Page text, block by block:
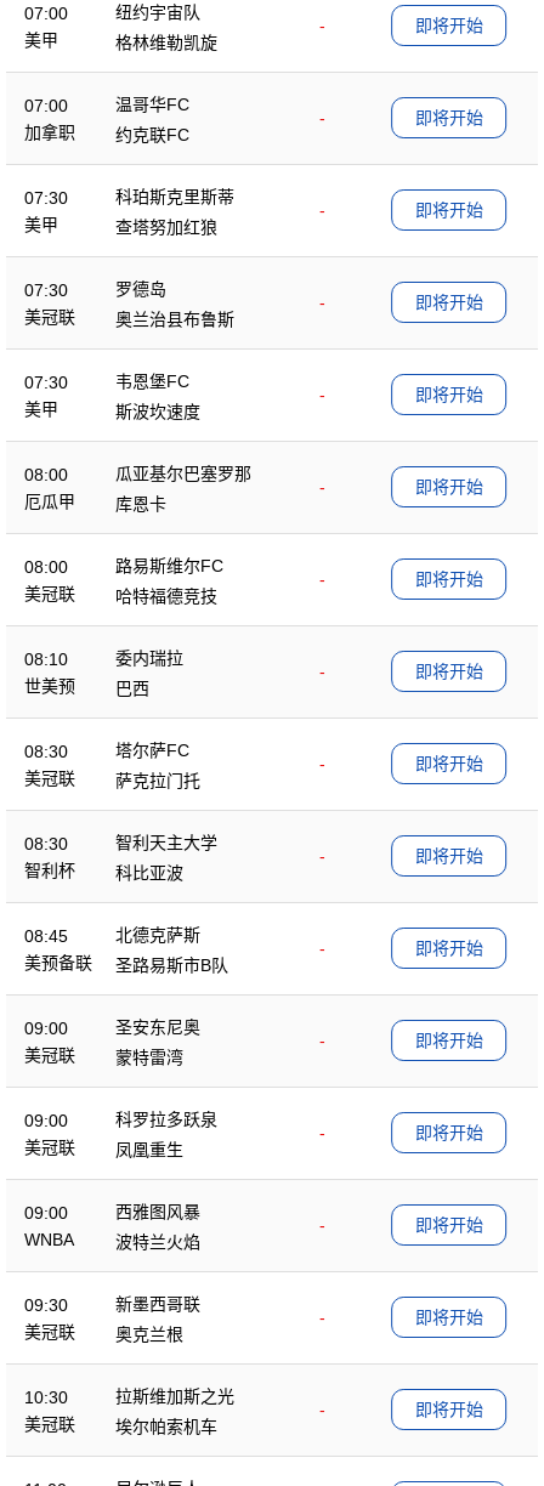
07:00
美甲
纽约宇宙队
-
格林维勒凯旋
即将开始
07:00
加拿职
温哥华FC
-
约克联FC
即将开始
07:30
美甲
科珀斯克里斯蒂
-
查塔努加红狼
即将开始
07:30
美冠联
罗德岛
-
奥兰治县布鲁斯
即将开始
07:30
美甲
韦恩堡FC
-
斯波坎速度
即将开始
08:00
厄瓜甲
瓜亚基尔巴塞罗那
-
库恩卡
即将开始
08:00
美冠联
路易斯维尔FC
-
哈特福德竞技
即将开始
08:10
世美预
委内瑞拉
-
巴西
即将开始
08:30
美冠联
塔尔萨FC
-
萨克拉门托
即将开始
08:30
智利杯
智利天主大学
-
科比亚波
即将开始
08:45
美预备联
北德克萨斯
-
圣路易斯市B队
即将开始
09:00
美冠联
圣安东尼奥
-
蒙特雷湾
即将开始
09:00
美冠联
科罗拉多跃泉
-
凤凰重生
即将开始
09:00
WNBA
西雅图风暴
-
波特兰火焰
即将开始
09:30
美冠联
新墨西哥联
-
奥克兰根
即将开始
10:30
美冠联
拉斯维加斯之光
-
埃尔帕索机车
即将开始